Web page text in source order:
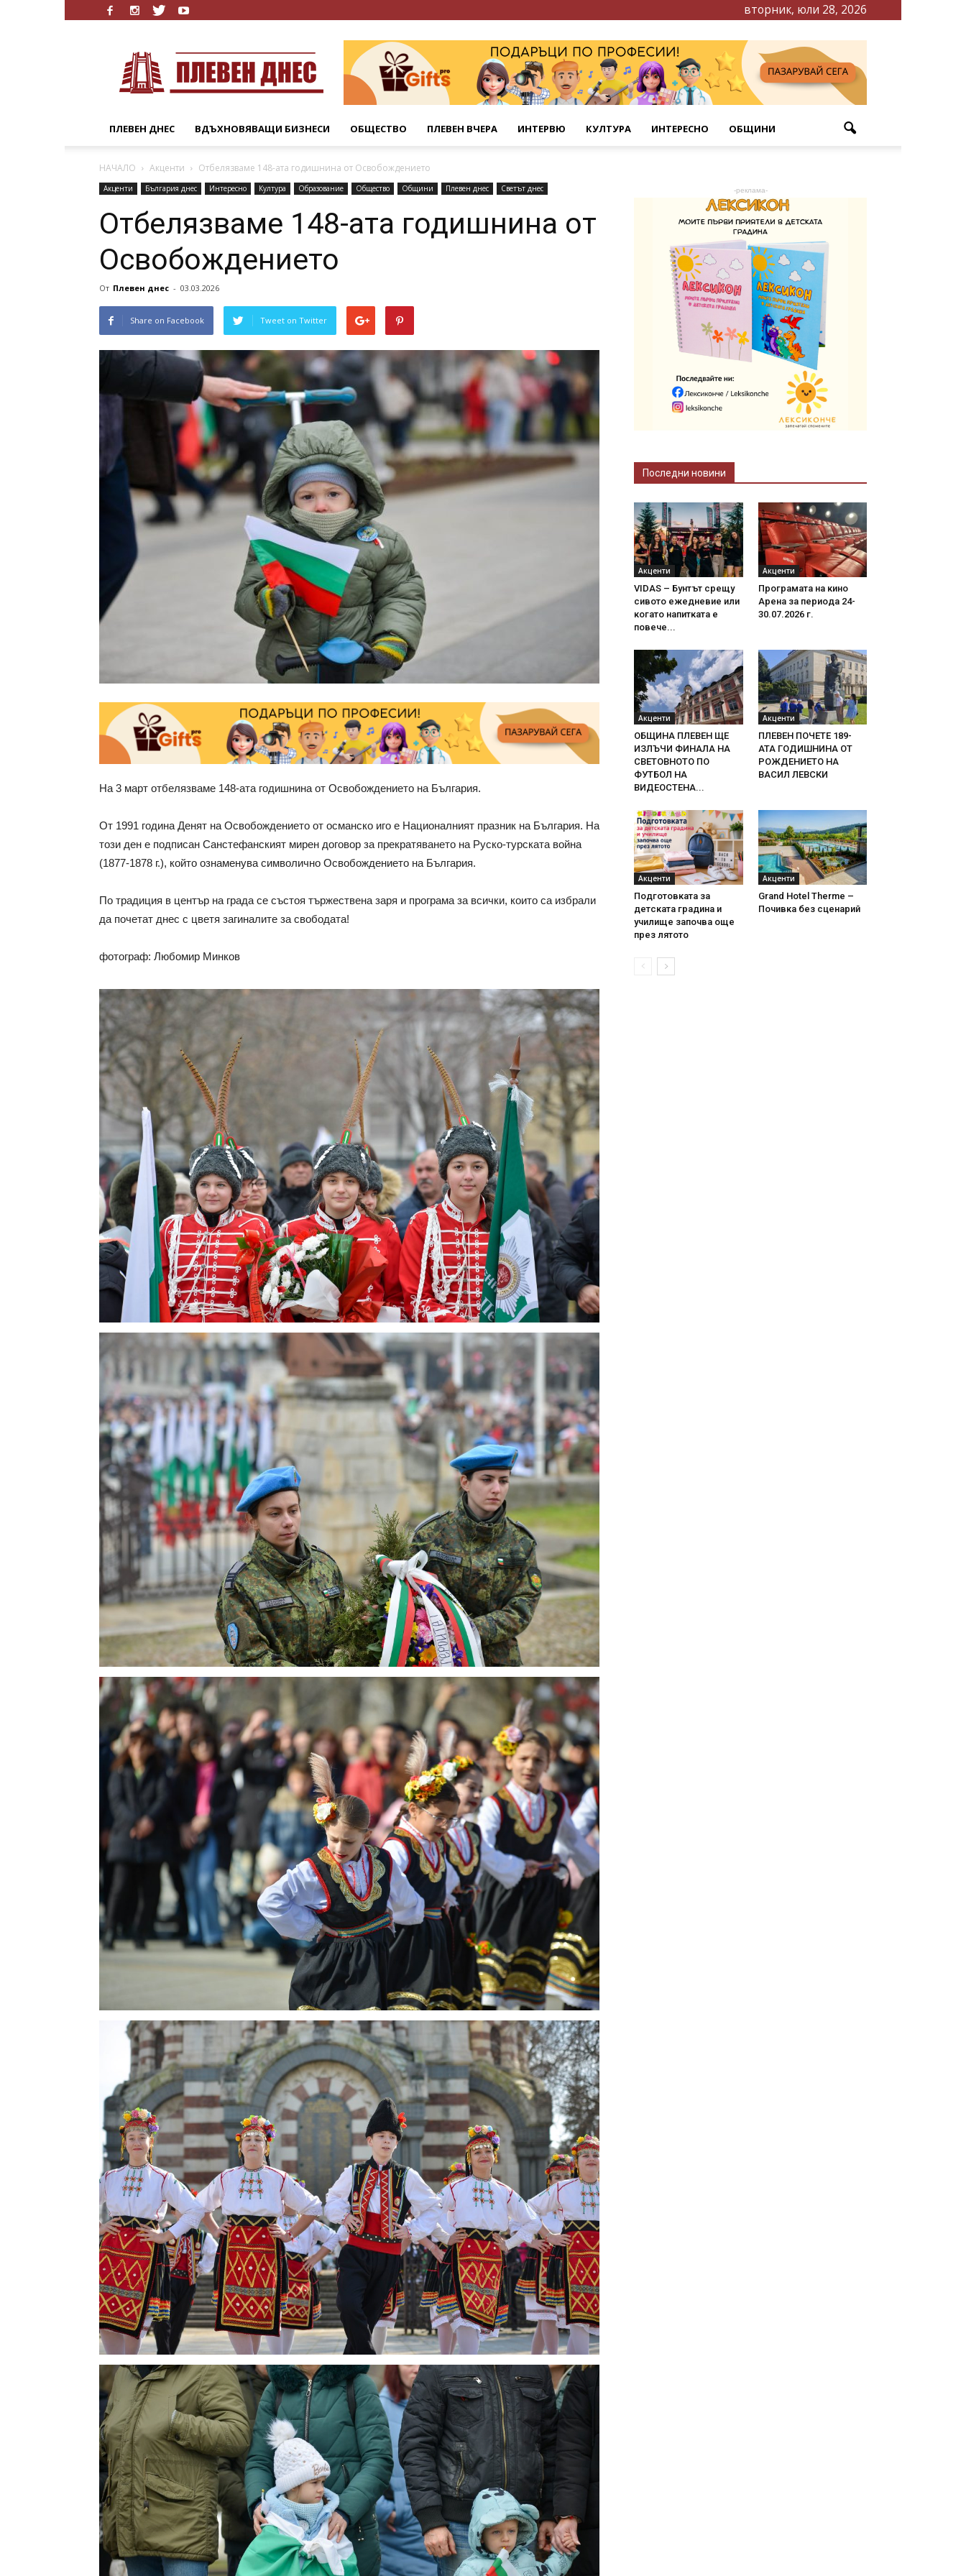
вторник, юли 28, 2026
Днес
ПЛЕВЕН ДНЕС ВДЪХНОВЯВАЩИ БИЗНЕСИ ОБЩЕСТВО ПЛЕВЕН ВЧЕРА ИНТЕРВЮ КУЛТУРА ИНТЕРЕСНО ОБЩИНИ
НАЧАЛО Акценти Отбелязваме 148-ата годишнина от Освобождението
Акценти България днес Интересно Култура Образование Общество Общини Плевен днес Светът днес
Отбелязваме 148-ата годишнина от
Освобождението
От Плевен днес - 03.03.2026
Share on Facebook Tweet on Twitter
На 3 март отбелязваме 148-ата годишнина от Освобождението на България.
От 1991 година Денят на Освобождението от османско иго е Националният празник на България. На
този ден е подписан Санстефанският мирен договор за прекратяването на Руско-турската война
(1877-1878 г.), който ознаменува символично Освобождението на България.
По традиция в център на града се състоя тържествена заря и програма за всички, които са избрали
да почетат днес с цветя загиналите за свободата!
фотограф: Любомир Минков
-реклама-
Последни новини
Акценти
VIDAS – Бунтът срещу
сивото ежедневие или
когато напитката е
повече...
Акценти
Програмата на кино
Арена за периода 24-
30.07.2026 г.
Акценти
ОБЩИНА ПЛЕВЕН ЩЕ
ИЗЛЪЧИ ФИНАЛА НА
СВЕТОВНОТО ПО
ФУТБОЛ НА
ВИДЕОСТЕНА...
Акценти
ПЛЕВЕН ПОЧЕТЕ 189-
АТА ГОДИШНИНА ОТ
РОЖДЕНИЕТО НА
ВАСИЛ ЛЕВСКИ
Акценти
Подготовката за
детската градина и
училище започва още
през лятото
Акценти
Grand Hotel Therme –
Почивка без сценарий